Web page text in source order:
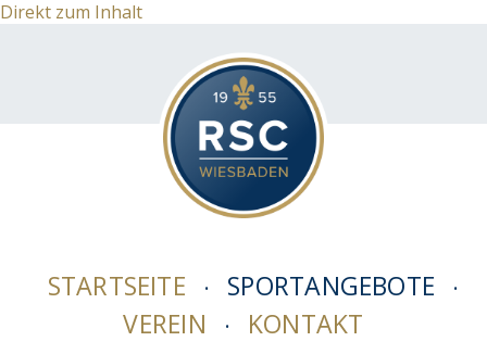
Direkt zum Inhalt
STARTSEITE
SPORTANGEBOTE
VEREIN
KONTAKT